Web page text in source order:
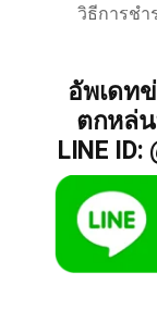
วิธีการชำ
อัพเดท
ตกหล่
LINE